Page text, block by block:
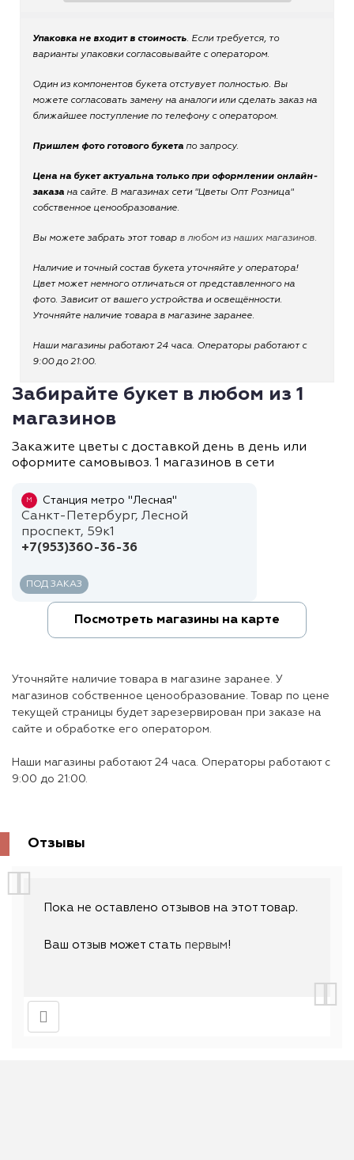
Упаковка не входит в стоимость. Если требуется, то
варианты упаковки согласовывайте с оператором.
Один из компонентов букета отстувует полностью. Вы
можете согласовать замену на аналоги или сделать заказ на
ближайшее поступление по телефону с оператором.
Пришлем фото готового букета по запросу.
Цена на букет актуальна только при оформлении онлайн-
заказа на сайте. В магазинах сети "Цветы Опт Розница"
собственное ценообразование.
Вы можете забрать этот товар в любом из наших магазинов.
Наличие и точный состав букета уточняйте у оператора!
Цвет может немного отличаться от представленного на
фото. Зависит от вашего устройства и освещённости.
Уточняйте наличие товара в магазине заранее.
Наши магазины работают 24 часа. Операторы работают с
9:00 до 21:00.
Забирайте букет в любом из 1
магазинов
Закажите цветы с доставкой день в день или
оформите самовывоз. 1 магазинов в сети
М Станция метро "Лесная"
Санкт-Петербург, Лесной
проспект, 59к1
+7(953)360-36-36
ПОД ЗАКАЗ
Посмотреть магазины на карте
Уточняйте наличие товара в магазине заранее. У
магазинов собственное ценообразование. Товар по цене
текущей страницы будет зарезервирован при заказе на
сайте и обработке его оператором.
Наши магазины работают 24 часа. Операторы работают с
9:00 до 21:00.
Отзывы
Пока не оставлено отзывов на этот товар.
Ваш отзыв может стать первым!